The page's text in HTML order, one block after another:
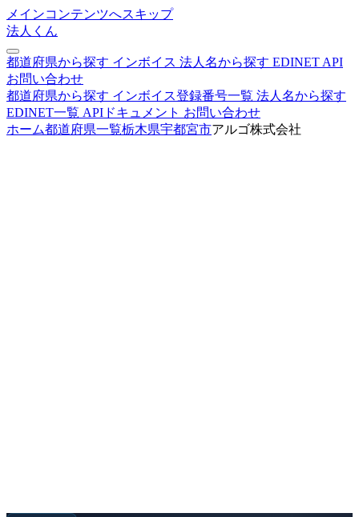
メインコンテンツへスキップ
法人くん
都道府県から探す インボイス 法人名から探す EDINET API
お問い合わせ
都道府県から探す インボイス登録番号一覧 法人名から探す
EDINET一覧 APIドキュメント お問い合わせ
ホーム都道府県一覧栃木県宇都宮市アルゴ株式会社